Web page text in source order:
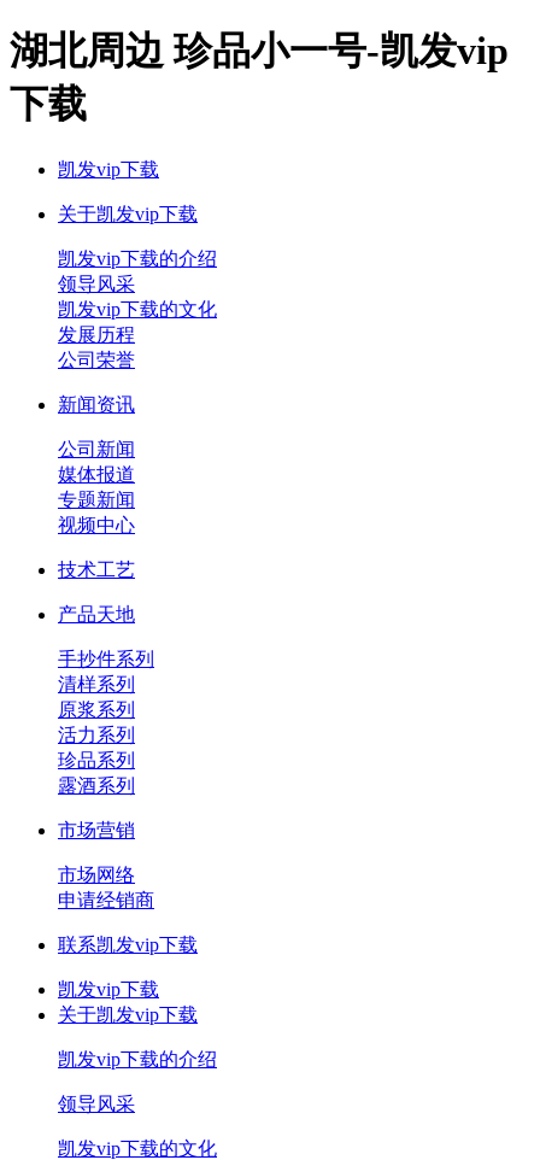
湖北周边 珍品小一号-凯发vip
下载
凯发vip下载
关于凯发vip下载
凯发vip下载的介绍
领导风采
凯发vip下载的文化
发展历程
公司荣誉
新闻资讯
公司新闻
媒体报道
专题新闻
视频中心
技术工艺
产品天地
手抄件系列
清样系列
原浆系列
活力系列
珍品系列
露酒系列
市场营销
市场网络
申请经销商
联系凯发vip下载
凯发vip下载
关于凯发vip下载
凯发vip下载的介绍
领导风采
凯发vip下载的文化